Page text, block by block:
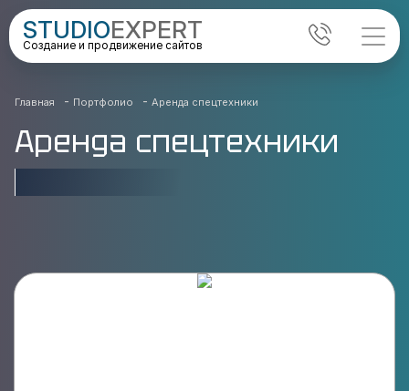
STUDIOEXPERT
Создание и продвижение сайтов
Главная - Портфолио - Аренда спецтехники
Аренда спецтехники